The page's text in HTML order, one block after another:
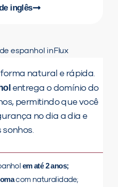
inglês
natural e rápida.
entrega o domínio do
permitindo que você
no dia a dia e
sonhos.
em até 2 anos;
com naturalidade;